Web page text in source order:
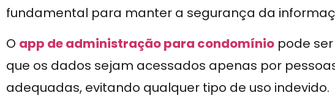
fundamental para manter a segurança da
O app de administração para condomínio pode
que os dados sejam acessados apenas por
adequadas, evitando qualquer tipo de uso indevido.